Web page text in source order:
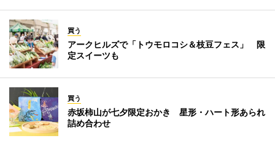
買う
アークヒルズで「トウモロコシ＆枝豆フェス」 限
定スイーツも
買う
赤坂柿山が七夕限定おかき 星形・ハート形あられ
詰め合わせ